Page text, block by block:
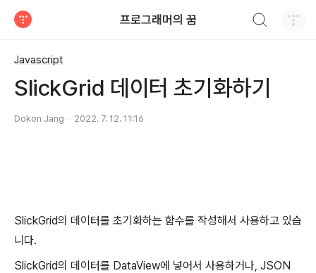
프로그래머의 꿈
Javascript
SlickGrid 데이터 초기화하기
Dokon Jang 2022. 7. 12. 11:16
SlickGrid의 데이터를 초기화하는 함수를 작성해서 사용하고 있습
니다.
SlickGrid의 데이터를 DataView에 넣어서 사용하거나, JSON